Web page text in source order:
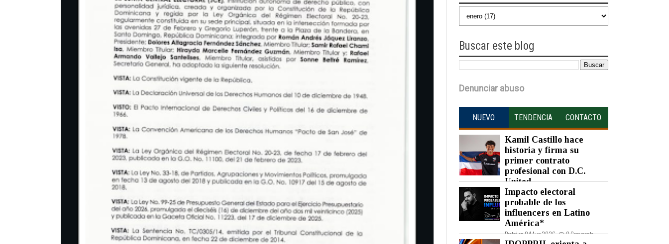
Buscar este blog
Denunciar abuso
NUEVO TENDENCIA CONTACTO
Kamil Castillo hace
historia y firma su
primer contrato
profesional con D.C.
United
Posted on 05 Aug 2026 - 0 Comments
Impacto electoral
probable de los
influencers en Latino
América*
Posted on 04 Aug 2026 - 0 Comments